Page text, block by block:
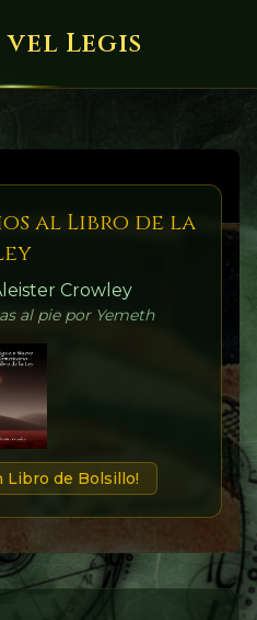
vel Legis
al Libro de la
Crowley
al pie por Yemeth
Libro de Bolsillo!